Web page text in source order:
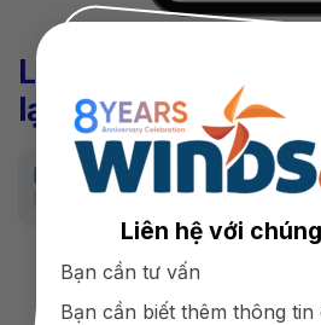
Liên hệ với
Bạn cần tư vấn
Bạn cần biết thêm thông tin
Lợi ích của app bán
lại
Với doanh nghiệp
Thiết kế app
kênh bán hàng,
hóa đến nhiều
Dễ dàng quản lý